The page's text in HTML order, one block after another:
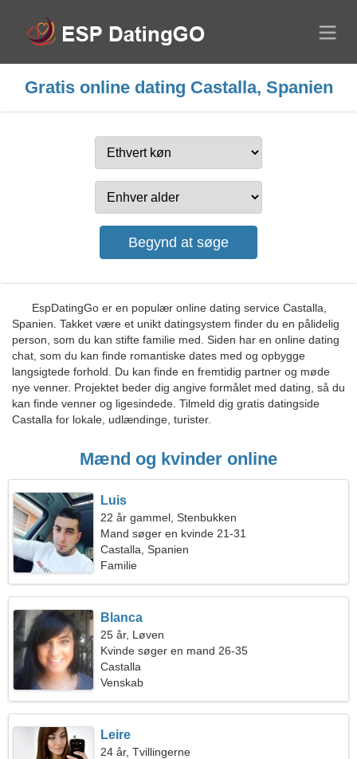
Gratis online dating Castalla, Spanien
EspDatingGo er en populær online dating service Castalla,
Spanien. Takket være et unikt datingsystem finder du en pålidelig
person, som du kan stifte familie med. Siden har en online dating
chat, som du kan finde romantiske dates med og opbygge
langsigtede forhold. Du kan finde en fremtidig partner og møde
nye venner. Projektet beder dig angive formålet med dating, så du
kan finde venner og ligesindede. Tilmeld dig gratis datingside
Castalla for lokale, udlændinge, turister.
Mænd og kvinder online
Luis
22 år gammel, Stenbukken
Mand søger en kvinde 21-31
Castalla, Spanien
Familie
Blanca
25 år, Løven
Kvinde søger en mand 26-35
Castalla
Venskab
Leire
24 år, Tvillingerne